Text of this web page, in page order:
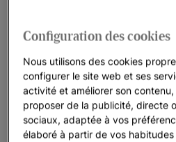
Configuration des cookies
Nous utilisons des cookies
configurer le site web et ses
activité et améliorer son
proposer de la publicité, directe
sociaux, adaptée à vos
élaboré à partir de vos